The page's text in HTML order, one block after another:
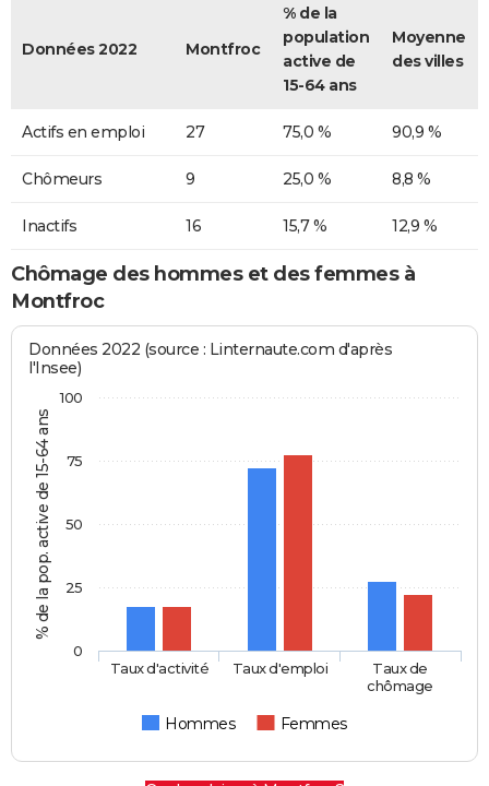
Données 2022 Montfroc
% de la
population
active de
15-64 ans
Moyenne
des villes
Actifs en emploi 27 75,0 % 90,9 %
Chômeurs 9 25,0 % 8,8 %
Inactifs 16 15,7 % 12,9 %
Chômage des hommes et des femmes à
Montfroc
% de la pop. active de 15-64 ans
Données 2022 (source : Linternaute.com d'après
l'Insee)
Hommes Femmes
Taux d'activité Taux d'emploi
Taux de
chômage
0
25
50
75
100